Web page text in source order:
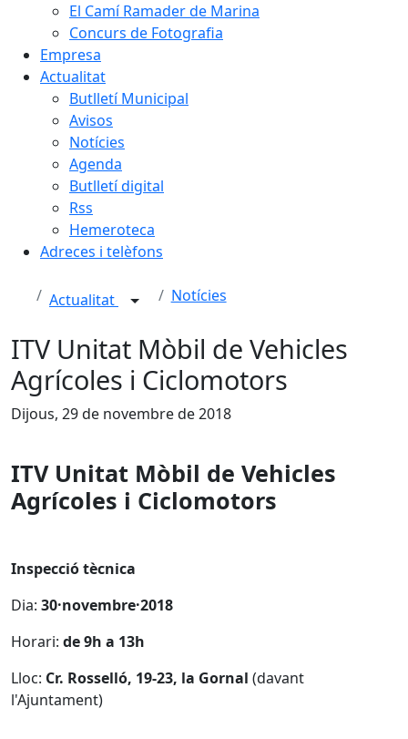
El Camí Ramader de Marina
Concurs de Fotografia
Empresa
Actualitat
Butlletí Municipal
Avisos
Notícies
Agenda
Butlletí digital
Rss
Hemeroteca
Adreces i telèfons
Actualitat Notícies
ITV Unitat Mòbil de Vehicles
Agrícoles i Ciclomotors
Dijous, 29 de novembre de 2018
ITV Unitat Mòbil de Vehicles
Agrícoles i Ciclomotors
Inspecció tècnica
Dia: 30·novembre·2018
Horari: de 9h a 13h
Lloc: Cr. Rosselló, 19-23, la Gornal (davant
l'Ajuntament)